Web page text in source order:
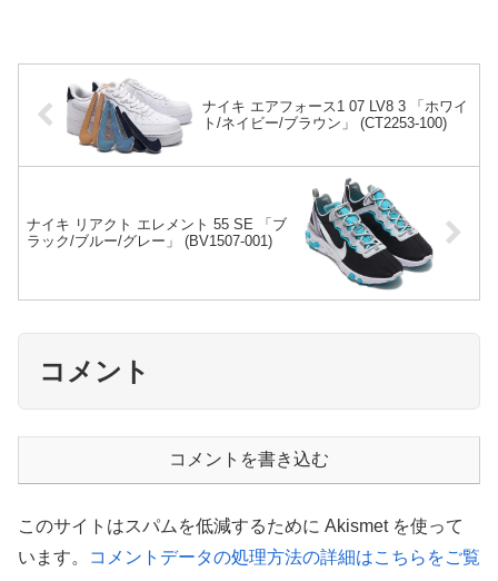
ナイキ エアフォース1 07 LV8 3 「ホワイ
ト/ネイビー/ブラウン」 (CT2253-100)
ナイキ リアクト エレメント 55 SE 「ブ
ラック/ブルー/グレー」 (BV1507-001)
コメント
コメントを書き込む
このサイトはスパムを低減するために Akismet を使って
います。
コメントデータの処理方法の詳細はこちらをご覧